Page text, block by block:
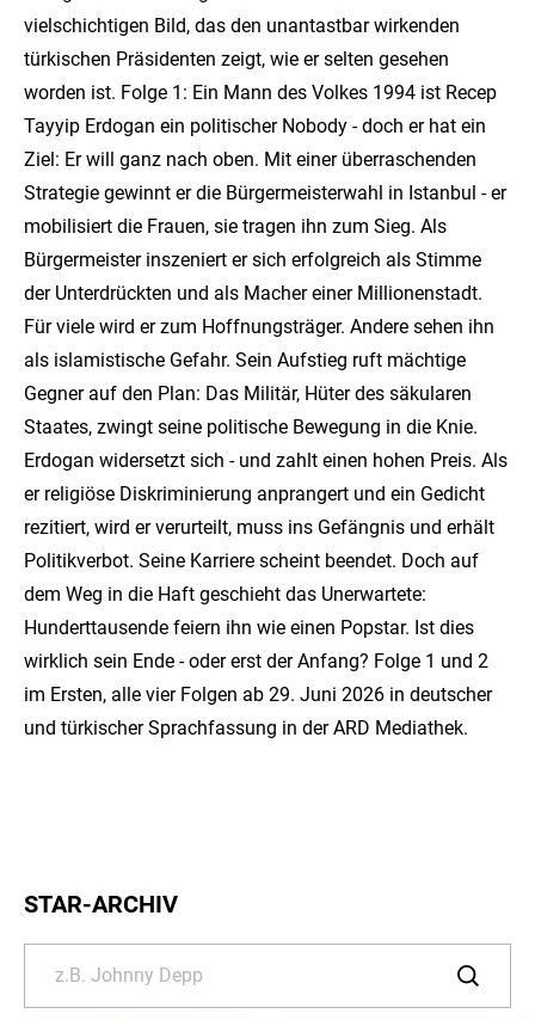
vielschichtigen Bild, das den unantastbar wirkenden
türkischen Präsidenten zeigt, wie er selten gesehen
worden ist. Folge 1: Ein Mann des Volkes 1994 ist Recep
Tayyip Erdogan ein politischer Nobody - doch er hat ein
Ziel: Er will ganz nach oben. Mit einer überraschenden
Strategie gewinnt er die Bürgermeisterwahl in Istanbul - er
mobilisiert die Frauen, sie tragen ihn zum Sieg. Als
Bürgermeister inszeniert er sich erfolgreich als Stimme
der Unterdrückten und als Macher einer Millionenstadt.
Für viele wird er zum Hoffnungsträger. Andere sehen ihn
als islamistische Gefahr. Sein Aufstieg ruft mächtige
Gegner auf den Plan: Das Militär, Hüter des säkularen
Staates, zwingt seine politische Bewegung in die Knie.
Erdogan widersetzt sich - und zahlt einen hohen Preis. Als
er religiöse Diskriminierung anprangert und ein Gedicht
rezitiert, wird er verurteilt, muss ins Gefängnis und erhält
Politikverbot. Seine Karriere scheint beendet. Doch auf
dem Weg in die Haft geschieht das Unerwartete:
Hunderttausende feiern ihn wie einen Popstar. Ist dies
wirklich sein Ende - oder erst der Anfang? Folge 1 und 2
im Ersten, alle vier Folgen ab 29. Juni 2026 in deutscher
und türkischer Sprachfassung in der ARD Mediathek.
STAR-ARCHIV